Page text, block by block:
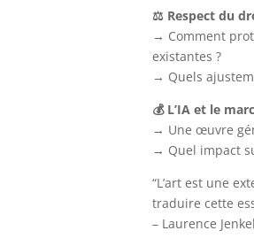
⚖️ Respect du
→ Comment
existantes ?
→ Quels
💰 L’IA et le
→ Une œuvre
→ Quel impact
“L’art est une
traduire cette
– Laurence